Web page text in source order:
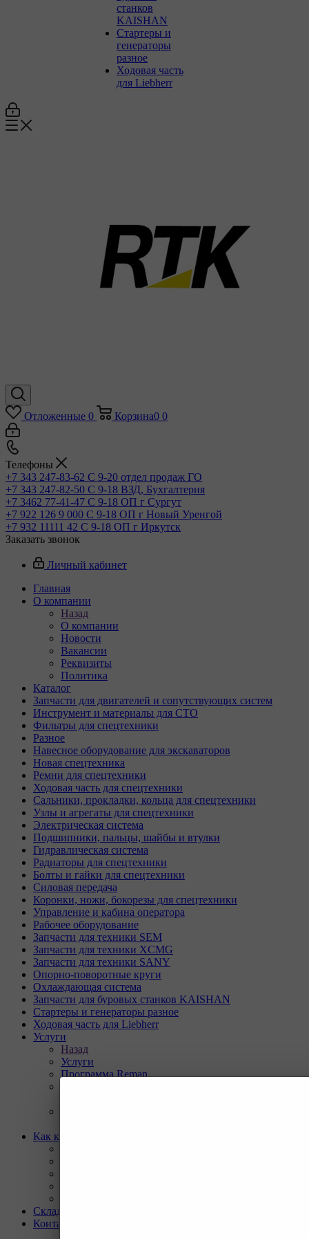
станков
KAISHAN
Стартеры и
генераторы
разное
Ходовая часть
для Liebherr
Отложенные 0 Корзина0 0
Телефоны
+7 343 247-83-62 С 9-20 отдел продаж ГО
+7 343 247-82-50 С 9-18 ВЗД, Бухгалтерия
+7 3462 77-41-47 С 9-18 ОП г Сургут
+7 922 126 9 000 С 9-18 ОП г Новый Уренгой
+7 932 11111 42 С 9-18 ОП г Иркутск
Заказать звонок
Личный кабинет
Главная
О компании
Назад
О компании
Новости
Вакансии
Реквизиты
Политика
Каталог
Запчасти для двигателей и сопутствующих систем
Инструмент и материалы для СТО
Фильтры для спецтехники
Разное
Навесное оборудование для экскаваторов
Новая спецтехника
Ремни для спецтехники
Ходовая часть для спецтехники
Сальники, прокладки, кольца для спецтехники
Узлы и агрегаты для спецтехники
Электрическая система
Подшипники, пальцы, шайбы и втулки
Гидравлическая система
Радиаторы для спецтехники
Болты и гайки для спецтехники
Силовая передача
Коронки, ножи, бокорезы для спецтехники
Управление и кабина оператора
Рабочее оборудование
Запчасти для техники SEM
Запчасти для техники XCMG
Запчасти для техники SANY
Опорно-поворотные круги
Охлаждающая система
Запчасти для буровых станков KAISHAN
Стартеры и генераторы разное
Ходовая часть для Liebherr
Услуги
Назад
Услуги
Программа Reman
Как купить
Склады
Контакты